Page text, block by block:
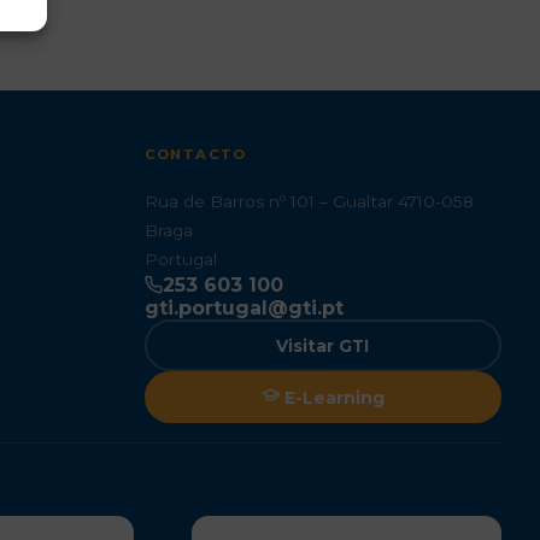
CONTACTO
Rua de Barros nº 101 – Gualtar 4710-058
Braga
Portugal
253 603 100
gti.portugal@gti.pt
Visitar GTI
E-Learning